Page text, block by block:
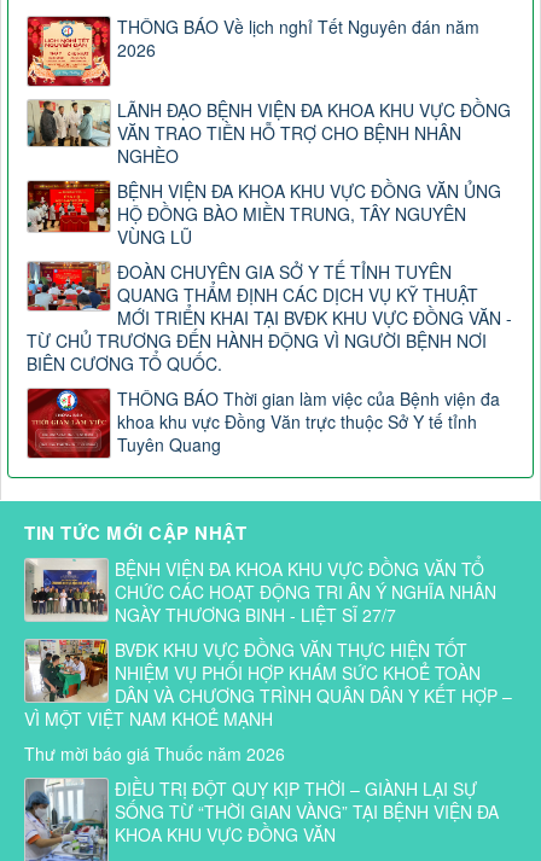
THÔNG BÁO Về lịch nghỉ Tết Nguyên đán năm
2026
LÃNH ĐẠO BỆNH VIỆN ĐA KHOA KHU VỰC ĐỒNG
VĂN TRAO TIỀN HỖ TRỢ CHO BỆNH NHÂN
NGHÈO
BỆNH VIỆN ĐA KHOA KHU VỰC ĐỒNG VĂN ỦNG
HỘ ĐỒNG BÀO MIỀN TRUNG, TÂY NGUYÊN
VÙNG LŨ
ĐOÀN CHUYÊN GIA SỞ Y TẾ TỈNH TUYÊN
QUANG THẨM ĐỊNH CÁC DỊCH VỤ KỸ THUẬT
MỚI TRIỂN KHAI TẠI BVĐK KHU VỰC ĐỒNG VĂN -
TỪ CHỦ TRƯƠNG ĐẾN HÀNH ĐỘNG VÌ NGƯỜI BỆNH NƠI
BIÊN CƯƠNG TỔ QUỐC.
THÔNG BÁO Thời gian làm việc của Bệnh viện đa
khoa khu vực Đồng Văn trực thuộc Sở Y tế tỉnh
Tuyên Quang
TIN TỨC MỚI CẬP NHẬT
BỆNH VIỆN ĐA KHOA KHU VỰC ĐỒNG VĂN TỔ
CHỨC CÁC HOẠT ĐỘNG TRI ÂN Ý NGHĨA NHÂN
NGÀY THƯƠNG BINH - LIỆT SĨ 27/7
BVĐK KHU VỰC ĐỒNG VĂN THỰC HIỆN TỐT
NHIỆM VỤ PHỐI HỢP KHÁM SỨC KHOẺ TOÀN
DÂN VÀ CHƯƠNG TRÌNH QUÂN DÂN Y KẾT HỢP –
VÌ MỘT VIỆT NAM KHOẺ MẠNH
Thư mời báo giá Thuốc năm 2026
ĐIỀU TRỊ ĐỘT QUỴ KỊP THỜI – GIÀNH LẠI SỰ
SỐNG TỪ “THỜI GIAN VÀNG” TẠI BỆNH VIỆN ĐA
KHOA KHU VỰC ĐỒNG VĂN